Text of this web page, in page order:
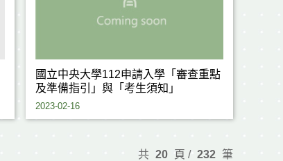
國立中央大學112申請入學「審查重點
及準備指引」與「考生須知」
2023-02-16
共 20 頁 / 232 筆